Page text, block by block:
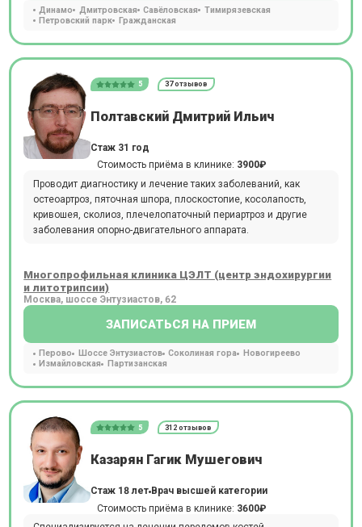
Динамо Дмитровская Савёловская
Тимирязевская
Петровский парк
Гражданская
5 37 отзывов
Полтавский Дмитрий Ильич
Стаж 31 год
Стоимость приёма в клинике: 3900₽
Проводит диагностику и лечение таких заболеваний, как
остеоартроз, пяточная шпора, плоскостопие, косолапость,
кривошея, сколиоз, плечелопаточный периартроз и другие
заболевания опорно-двигательного аппарата.
Многопрофильная клиника ЦЭЛТ (центр эндохирургии
и литотрипсии)
Москва, шоссе Энтузиастов, 62
ЗАПИСАТЬСЯ НА ПРИЕМ
Перово Шоссе Энтузиастов Соколиная гора
Новогиреево
Измайловская
Партизанская
5 312 отзывов
Казарян Гагик Мушегович
Стаж 18 лет Врач высшей категории
Стоимость приёма в клинике: 3600₽